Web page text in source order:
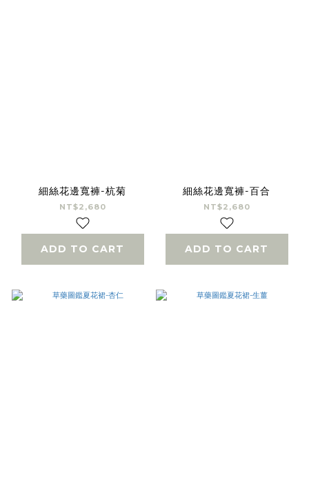
細絲花邊寬褲-杭菊
NT$2,680
ADD TO CART
細絲花邊寬褲-百合
NT$2,680
ADD TO CART